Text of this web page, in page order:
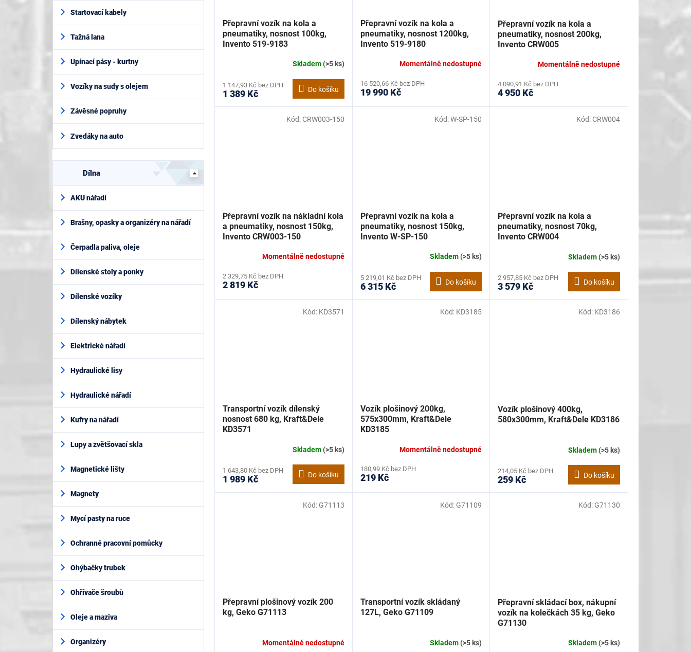
Startovací kabely
Tažná lana
Upínací pásy - kurtny
Vozíky na sudy s olejem
Závěsné popruhy
Zvedáky na auto
Dílna
AKU nářadí
Brašny, opasky a organizéry na nářadí
Čerpadla paliva, oleje
Dílenské stoly a ponky
Dílenské vozíky
Dílenský nábytek
Elektrické nářadí
Hydraulické lisy
Hydraulické nářadí
Kufry na nářadí
Lupy a zvětšovací skla
Magnetické lišty
Magnety
Mycí pasty na ruce
Ochranné pracovní pomůcky
Ohýbačky trubek
Ohřívače šroubů
Oleje a maziva
Organizéry
Přepravní vozík na kola a
pneumatiky, nosnost 100kg,
Invento 519-9183
Skladem(>5 ks)
1 147,93 Kč bez DPH
1 389 Kč Do košíku
Přepravní vozík na kola a
pneumatiky, nosnost 1200kg,
Invento 519-9180
Momentálně nedostupné
16 520,66 Kč bez DPH
19 990 Kč
Přepravní vozík na kola a
pneumatiky, nosnost 200kg,
Invento CRW005
Momentálně nedostupné
4 090,91 Kč bez DPH
4 950 Kč
Přepravní vozík na nákladní kola
a pneumatiky, nosnost 150kg,
Invento CRW003-150
Momentálně nedostupné
2 329,75 Kč bez DPH
2 819 Kč
Kód:CRW003-150
Přepravní vozík na kola a
pneumatiky, nosnost 150kg,
Invento W-SP-150
Skladem(>5 ks)
5 219,01 Kč bez DPH
6 315 Kč Do košíku
Kód:W-SP-150
Přepravní vozík na kola a
pneumatiky, nosnost 70kg,
Invento CRW004
Skladem(>5 ks)
2 957,85 Kč bez DPH
3 579 Kč Do košíku
Kód:CRW004
Transportní vozík dílenský
nosnost 680 kg, Kraft&Dele
KD3571
Skladem(>5 ks)
1 643,80 Kč bez DPH
1 989 Kč Do košíku
Kód: KD3571
Vozík plošinový 200kg,
575x300mm, Kraft&Dele
KD3185
Momentálně nedostupné
180,99 Kč bez DPH
219 Kč
Kód: KD3185
Vozík plošinový 400kg,
580x300mm, Kraft&Dele KD3186
Skladem(>5 ks)
214,05 Kč bez DPH
259 Kč Do košíku
Kód: KD3186
Přepravní plošinový vozík 200
kg, Geko G71113
Momentálně nedostupné
Kód: G71113
Transportní vozík skládaný
127L, Geko G71109
Skladem(>5 ks)
Kód: G71109
Přepravní skládací box, nákupní
vozík na kolečkách 35 kg, Geko
G71130
Skladem(>5 ks)
Kód: G71130